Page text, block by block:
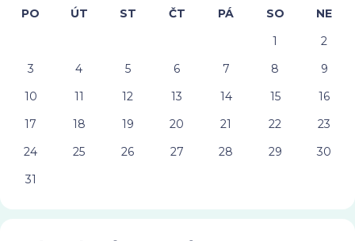
PO ÚT ST ČT PÁ SO
NE
1
2
3
4 5 6 7 8
9
10
11 12 13 14 15
16
17
18 19 20 21 22
23
24
25 26 27 28 29
30
31